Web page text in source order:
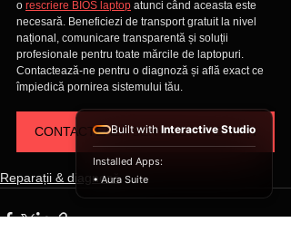
o rescriere BIOS laptop atunci când aceasta este
necesară. Beneficiezi de transport gratuit la nivel
național, comunicare transparentă și soluții
profesionale pentru toate mărcile de laptopuri.
Contactează-ne pentru o diagnoză și află exact ce
împiedică pornirea sistemului tău.
CONTACTEAZĂ SERVICE IT PE ROȚI
Reparații & diagnoză
Built with Interactive Studio
Installed Apps:
• Aura Suite